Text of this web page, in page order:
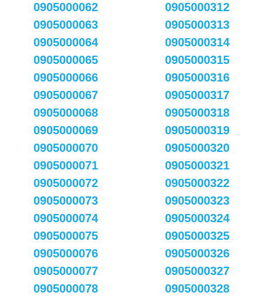
0905000062
0905000063
0905000064
0905000065
0905000066
0905000067
0905000068
0905000069
0905000070
0905000071
0905000072
0905000073
0905000074
0905000075
0905000076
0905000077
0905000078
0905000312
0905000313
0905000314
0905000315
0905000316
0905000317
0905000318
0905000319
0905000320
0905000321
0905000322
0905000323
0905000324
0905000325
0905000326
0905000327
0905000328